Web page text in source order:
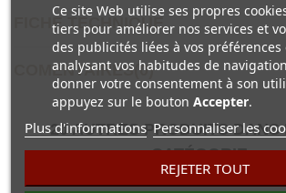
FICHE TECHNIQUE
COMENTAIRES(0)
20 AUTRES PRODUITS DANS
CATÉGORIE :
Ce site Web utilise ses propres
tiers pour améliorer nos services et
des publicités liées à vos préférences
analysant vos habitudes de
donner votre consentement à son
appuyez sur le bouton Accepter.
Plus d'informations Personnaliser les
REJETER TOUT